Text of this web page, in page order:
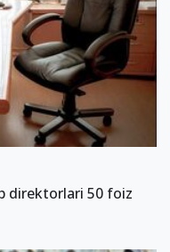
direktorlari 50 foiz